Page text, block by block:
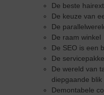
De beste
De keuze van
De
De raam winkel
De SEO is een
De
De wereld van
diepgaande
Demontabele